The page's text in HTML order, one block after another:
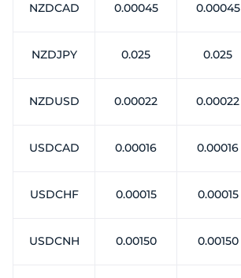
NZDCAD 0.00045 0.00045
NZDJPY 0.025 0.025
NZDUSD 0.00022 0.00022
USDCAD 0.00016 0.00016
USDCHF 0.00015 0.00015
USDCNH 0.00150 0.00150